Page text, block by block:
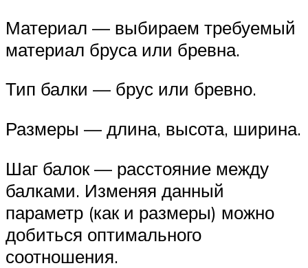
Материал — выбираем требуемый
материал бруса или бревна.
Тип балки — брус или бревно.
Размеры — длина, высота, ширина.
Шаг балок — расстояние между
балками. Изменяя данный
параметр (как и размеры) можно
добиться оптимального
соотношения.